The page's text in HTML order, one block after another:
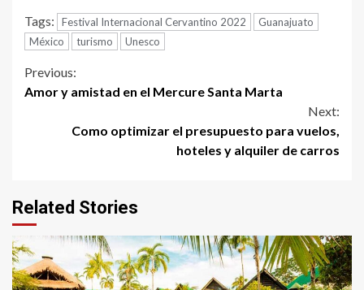
Tags: Festival Internacional Cervantino 2022
Guanajuato
México
turismo Unesco
Continue
Previous:
Amor y amistad en el Mercure Santa Marta
Next:
Como optimizar el presupuesto para vuelos,
hoteles y alquiler de carros
Related Stories